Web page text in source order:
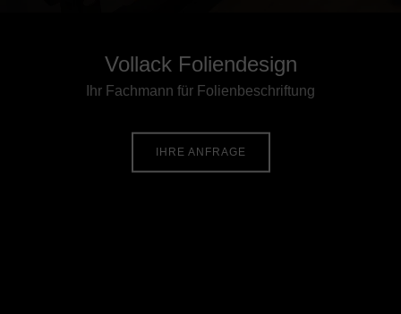
Vollack Foliendesign
Ihr Fachmann für Folienbeschriftung
IHRE ANFRAGE